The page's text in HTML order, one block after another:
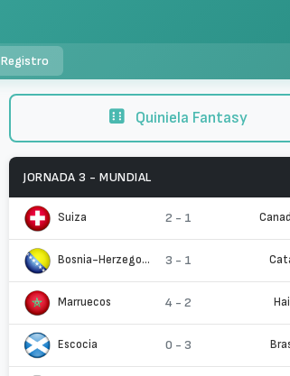
Registro
Quiniela Fantasy
JORNADA 3 - MUNDIAL
Suiza 2 - 1
Bosnia-Herzegovina 3 - 1
Marruecos 4 - 2
Escocia 0 - 3